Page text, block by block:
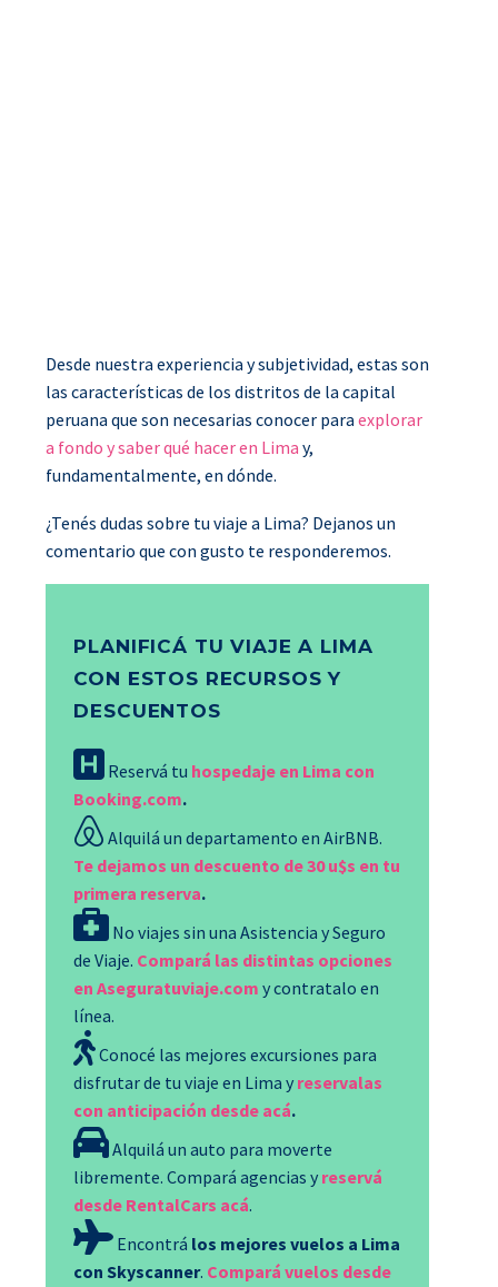
Desde nuestra experiencia y subjetividad, estas son
las características de los distritos de la capital
peruana que son necesarias conocer paraexplorar
a fondo y saber qué hacer en Lima y,
fundamentalmente, en dónde.
¿Tenés dudas sobre tu viaje a Lima? Dejanos un
comentario que con gusto te responderemos.
PLANIFICÁ TU VIAJE A LIMA
CON ESTOS RECURSOS Y
DESCUENTOS
Reservá tu hospedaje en Lima con
Booking.com.
Alquilá un departamento en AirBNB.
Te dejamos un descuento de 30 u$s en tu
primera reserva.
No viajes sin una Asistencia y Seguro
de Viaje. Compará las distintas opciones
en Aseguratuviaje.com y contratalo en
línea.
Conocé las mejores excursiones para
disfrutar de tu viaje en Lima y reservalas
con anticipación desde acá.
Alquilá un auto para moverte
libremente. Compará agencias y reservá
desde RentalCars acá.
Encontrá los mejores vuelos a Lima
con Skyscanner. Compará vuelos desde